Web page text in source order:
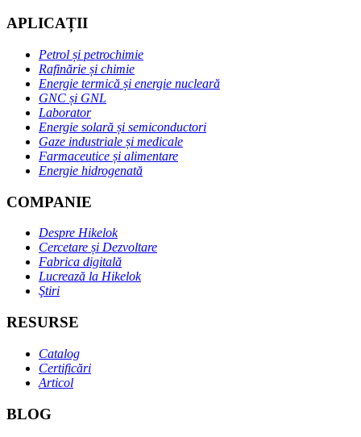
APLICAȚII
Petrol și petrochimie
Rafinărie și chimie
Energie termică și energie nucleară
GNC și GNL
Laborator
Energie solară și semiconductori
Gaze industriale și medicale
Farmaceutice și alimentare
Energie hidrogenată
COMPANIE
Despre Hikelok
Cercetare și Dezvoltare
Fabrica digitală
Lucrează la Hikelok
Ştiri
RESURSE
Catalog
Certificări
Articol
BLOG